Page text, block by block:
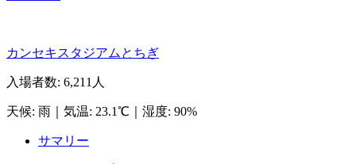
カンセキスタジアムとちぎ
入場者数: 6,211人
天候: 雨 気温: 23.1℃ 湿度: 90%
サマリー